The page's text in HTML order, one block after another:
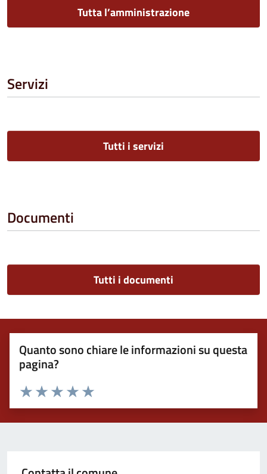
Tutta l’amministrazione
Servizi
Tutti i servizi
Documenti
Tutti i documenti
Quanto sono chiare le informazioni su questa
pagina?
Valuta 5 stelle su 5
Valuta 4 stelle su 5
Valuta 3 stelle su 5
Valuta 2 stelle su 5
Valuta 1 stelle su 5